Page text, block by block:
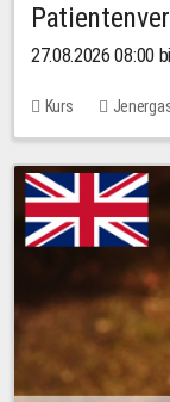
27.08.2026 08:00
Kurs
Keine freien Plätze